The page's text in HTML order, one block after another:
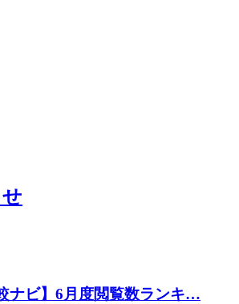
ナビ】6月度閲覧数ランキ…